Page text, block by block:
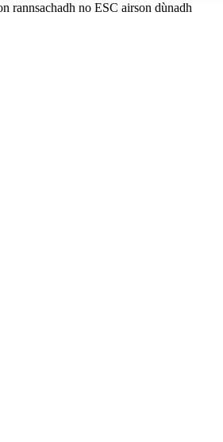
rannsachadh no ESC airson dùnadh